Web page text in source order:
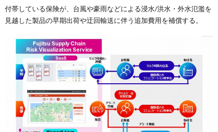
付帯している保険が、台風や豪雨などによる浸水/洪水・外水氾濫を
見越した製品の早期出荷や迂回輸送に伴う追加費用を補償する。